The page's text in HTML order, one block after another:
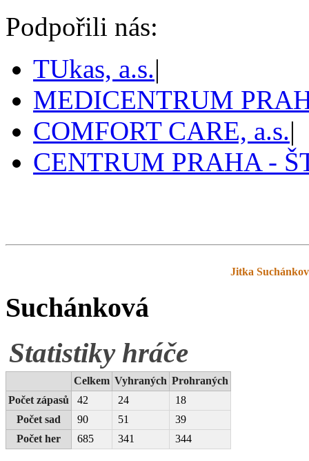
Podpořili nás:
TUkas, a.s.|
MEDICENTRUM
COMFORT CARE, a.s.|
CENTRUM PRAHA -
Jitka
Suchánková
Statistiky hráče
Celkem Vyhraných Prohraných
Počet zápasů
42 24
18
Počet sad
90 51
39
Počet her
685 341 344